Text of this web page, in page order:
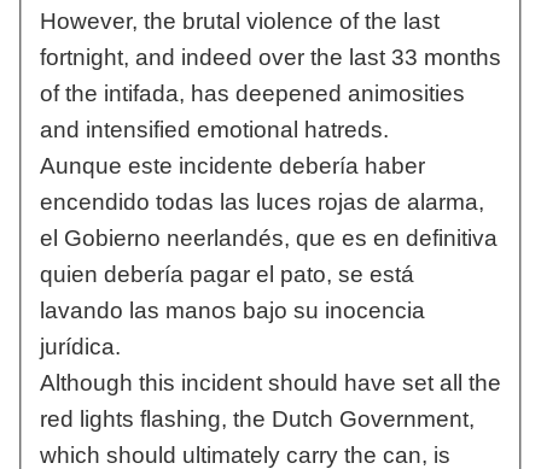
However, the brutal violence of the last
fortnight, and indeed over the last 33 months
of the intifada, has deepened animosities
and intensified emotional hatreds.
Aunque este incidente debería haber
encendido todas las luces rojas de alarma,
el Gobierno neerlandés, que es en definitiva
quien debería pagar el pato, se está
lavando las manos bajo su inocencia
jurídica.
Although this incident should have set all the
red lights flashing, the Dutch Government,
which should ultimately carry the can, is